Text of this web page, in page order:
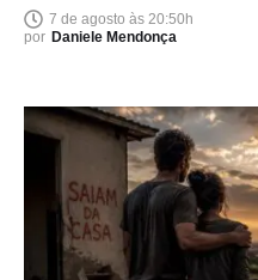
política
7 de agosto às 20:50h
por Daniele Mendonça